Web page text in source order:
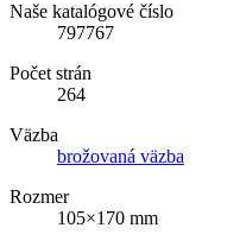
Naše katalógové číslo
797767
Počet strán
264
Väzba
brožovaná väzba
Rozmer
105×170 mm